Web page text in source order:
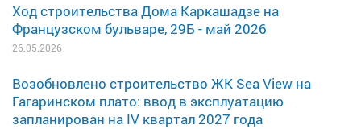
Ход строительства Дома Каркашадзе на
Французском бульваре, 29Б - май 2026
26.05.2026
Возобновлено строительство ЖК Sea View на
Гагаринском плато: ввод в эксплуатацию
запланирован на IV квартал 2027 года